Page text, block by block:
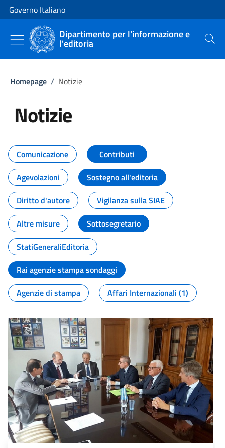
Vai al contenuto
Vai alla navigazione del sito
Governo Italiano
Dipartimento per l'informazione e
l'editoria Cerca
Homepage / Notizie
Notizie
Tutti i contenuti della pagina
Comunicazione
Contributi
Agevolazioni
Sostegno all'editoria
Diritto d'autore
Vigilanza sulla SIAE
Altre misure
Sottosegretario
StatiGeneraliEditoria
Rai agenzie stampa sondaggi
Agenzie di stampa
Affari Internazionali (1)